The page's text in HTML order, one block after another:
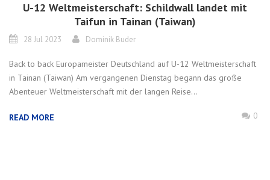
U-12 Weltmeisterschaft: Schildwall landet mit
Taifun in Tainan (Taiwan)
28 Jul 2023 Dominik Buder
Back to back Europameister Deutschland auf U-12 Weltmeisterschaft
in Tainan (Taiwan) Am vergangenen Dienstag begann das große
Abenteuer Weltmeisterschaft mit der langen Reise...
READ MORE 0